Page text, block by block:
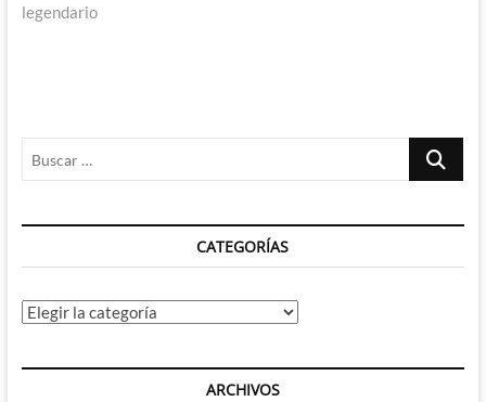
legendario
Buscar
CATEGORÍAS
Categorías
ARCHIVOS